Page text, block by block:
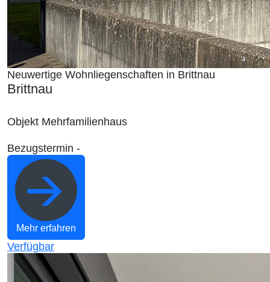
Neuwertige Wohnliegenschaften in Brittnau
Brittnau
Objekt Mehrfamilienhaus
Bezugstermin -
Mehr erfahren
Verfügbar